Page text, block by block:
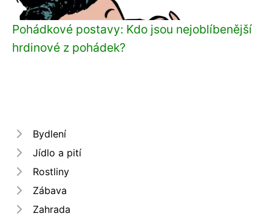
Pohádkové postavy: Kdo jsou nejoblíbenější
hrdinové z pohádek?
Bydlení
Jídlo a pití
Rostliny
Zábava
Zahrada